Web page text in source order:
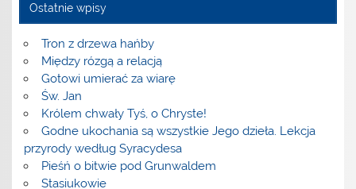
Ostatnie wpisy
Tron z drzewa hańby
Między rózgą a relacją
Gotowi umierać za wiarę
Św. Jan
Królem chwały Tyś, o Chryste!
Godne ukochania są wszystkie Jego dzieła. Lekcja
przyrody według Syracydesa
Pieśń o bitwie pod Grunwaldem
Stasiukowie